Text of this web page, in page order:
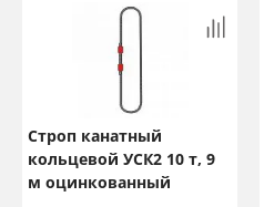
Строп канатный
кольцевой УСК2 10 т, 9
м оцинкованный